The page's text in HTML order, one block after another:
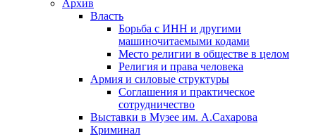
Архив
Власть
Борьба с ИНН и другими
машиночитаемыми кодами
Место религии в обществе в целом
Религия и права человека
Армия и силовые структуры
Соглашения и практическое
сотрудничество
Выставки в Музее им. А.Сахарова
Криминал